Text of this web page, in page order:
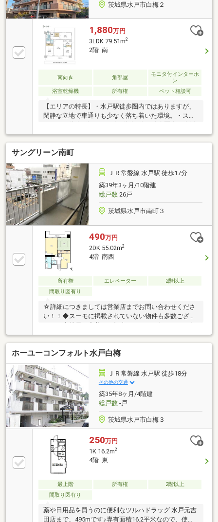
茨城県水戸市白梅２
1,880万円
3LDK 79.51m2
2階 南
南向き 角部屋
モニタ付インターホ
ン
浴室乾燥機
所有権 ペット相談可
【エリアの特長】・水戸駅徒歩圏内ではありますが、
閑静な立地で車通りも少なく落ち着いた環境。・スー
商業施設がございます。【物件の特長】・西向きのマ
ンションですが、本物件は南側に位置しておりますの
で、東側から南側そして西側と3面バルコニーで一日
を通して陽が差すお部屋です。・リビング前面には建
物が無く圧迫感が無く、かつ下階は共用駐車場となる
ので、小さなお子様がいる世帯でも騒音等の心配が軽
減されてます。・ペット飼育可能マンションです。
（頭数や大きななど管理規約で制限がございます。）
見学希望やご質問などお気軽にお問合せ下さい。
サングリーン南町
ＪＲ常磐線 水戸駅 徒歩17分
築39年3ヶ月/10階建
総戸数26戸
茨城県水戸市南町３
490万円
2DK 55.02m2
4階 南西
所有権 エレベーター
2階以上
間取り図有り
☆詳細につきましては営業店までお問い合わせくださ
い！！◆スーモに掲載されていない物件も多数ござい
談ください！◆センチュリー２１とは世界78ヶ国・地
域。6800店舗数。世界最大級の不動産ネットワークで
す！
ホーユーコンフォルト水戸白梅
ＪＲ常磐線 水戸駅 徒歩18分
その他の交通
築35年8ヶ月/4階建
総戸数-戸
茨城県水戸市白梅３
250万円
1K 16.2m2
4階 東
最上階 所有権
2階以上
間取り図有り
薬や日用品を買うのに便利なツルハドラッグ 水戸元吉
田店まで、495mです♪専有面積16.2平米なので、使い